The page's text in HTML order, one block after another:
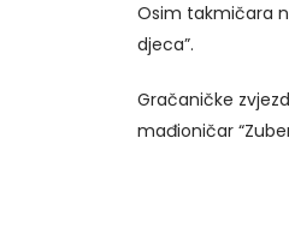
Osim takmičara
djeca”.
Gračaničke
mađioničar